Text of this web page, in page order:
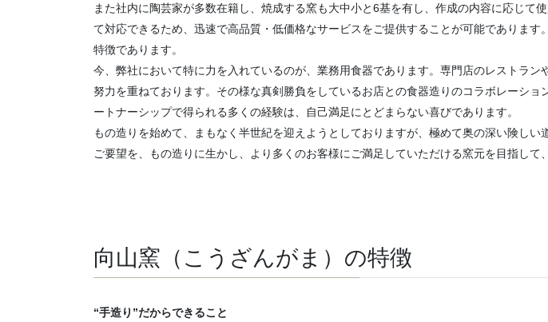
また社内に陶芸家が多数在籍し、焼成する窯も大中小と6基を有し、作成の内容に応じ
て対応できるため、迅速で高品質・低価格なサービスをご提供することが可能でありま
特徴であります。
今、弊社において特に力を入れているのが、業務用食器であります。専門店のレストラ
努力を重ねております。その様な真剣勝負をしているお店との食器造りのコラボレーシ
ートナーシップで得られる多くの経験は、自己満足にとどまらない喜びであります。
もの造りを始めて、まもなく半世紀を迎えようとしておりますが、極めて奥の深い険し
ご要望を、もの造りに生かし、より多くのお客様にご満足していただける窯元を目指し
向山窯（こうざんがま）の特徴
“手造り”だからできること